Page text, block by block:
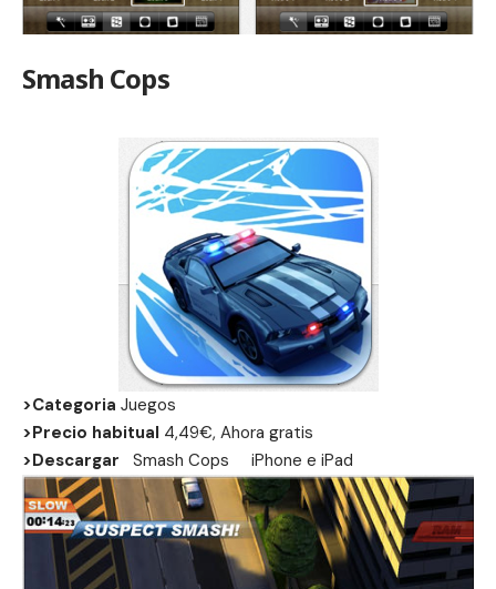
Smash Cops
>Categoria Juegos
>Precio habitual 4,49€, Ahora gratis
>Descargar
Smash Cops iPhone e iPad